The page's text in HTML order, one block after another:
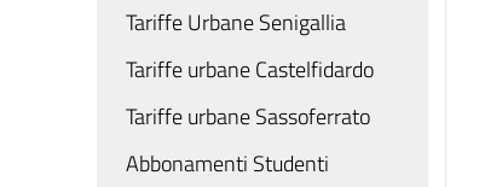
Tariffe Urbane Senigallia
Tariffe urbane Castelfidardo
Tariffe urbane Sassoferrato
Abbonamenti Studenti